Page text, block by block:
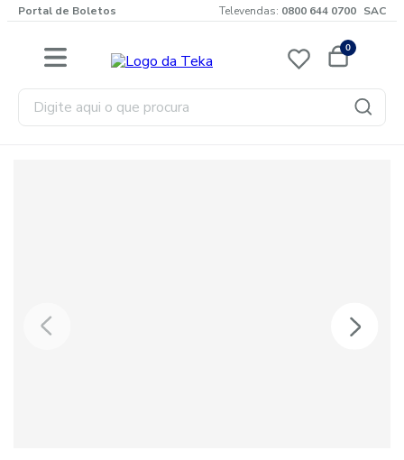
Portal de Boletos Televendas: 0800 644 0700 SAC
0
Digite aqui o que procura